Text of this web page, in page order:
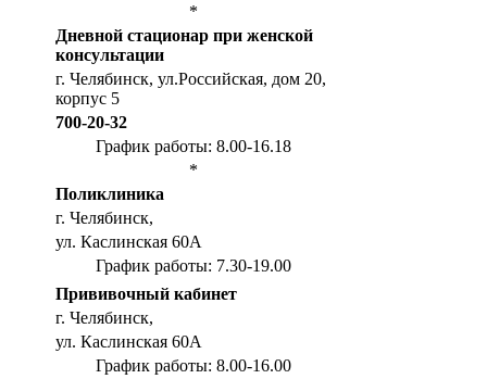
*
Дневной стационар при женской
консультации
г. Челябинск, ул.Российская, дом 20,
корпус 5
700-20-32
График работы: 8.00-16.18
*
Поликлиника
г. Челябинск,
ул. Каслинская 60А
График работы: 7.30-19.00
Прививочный кабинет
г. Челябинск,
ул. Каслинская 60А
График работы: 8.00-16.00